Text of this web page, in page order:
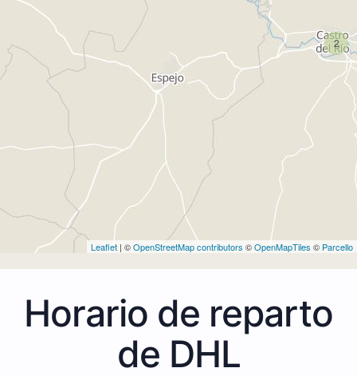
2
Leaflet | ©OpenStreetMap contributors ©OpenMapTiles © Parcello
Horario de reparto
de DHL